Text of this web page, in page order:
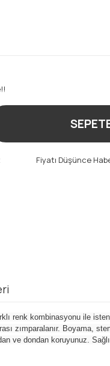
Fiyatı Düşünce
renk kombinasyonu ile
zımparalanır. Boyama,
ve dondan koruyunuz.